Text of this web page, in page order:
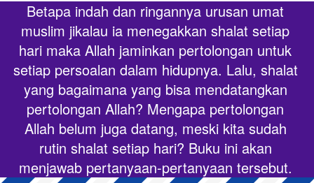
Betapa indah dan ringannya urusan umat
muslim jikalau ia menegakkan shalat setiap
hari maka Allah jaminkan pertolongan untuk
setiap persoalan dalam hidupnya. Lalu, shalat
yang bagaimana yang bisa mendatangkan
pertolongan Allah? Mengapa pertolongan
Allah belum juga datang, meski kita sudah
rutin shalat setiap hari? Buku ini akan
menjawab pertanyaan-pertanyaan tersebut.